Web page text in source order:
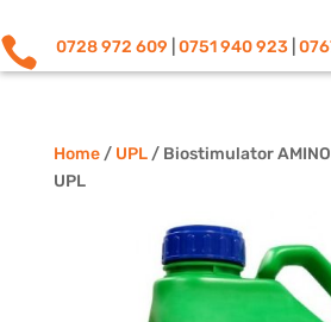
 0728 972 609 0751 940 923
Home/ UPL/ Biostimulator
UPL